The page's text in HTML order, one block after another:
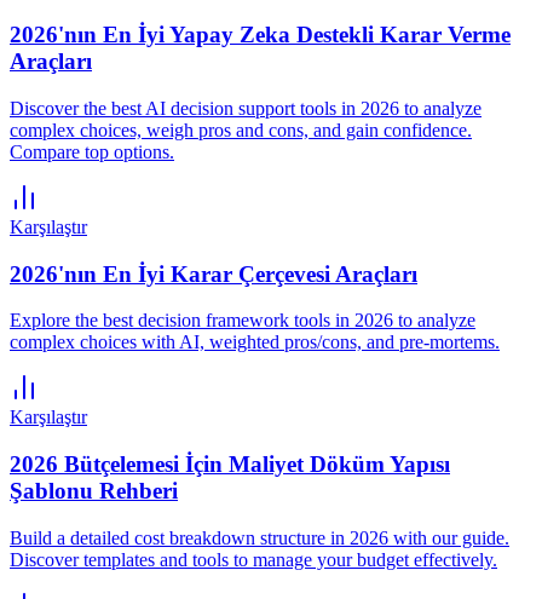
2026'nın En İyi Yapay Zeka Destekli Karar Verme
Araçları
Discover the best AI decision support tools in 2026 to analyze
complex choices, weigh pros and cons, and gain confidence.
Compare top options.
Karşılaştır
2026'nın En İyi Karar Çerçevesi Araçları
Explore the best decision framework tools in 2026 to analyze
complex choices with AI, weighted pros/cons, and pre-mortems.
Karşılaştır
2026 Bütçelemesi İçin Maliyet Döküm Yapısı
Şablonu Rehberi
Build a detailed cost breakdown structure in 2026 with our guide.
Discover templates and tools to manage your budget effectively.